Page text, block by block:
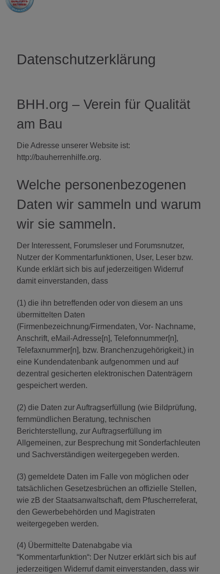
Datenschutzerklärung
BHH.org – Verein für Qualität
am Bau
Die Adresse unserer Website ist:
http://bauherrenhilfe.org.
Welche personenbezogenen
Daten wir sammeln und warum
wir sie sammeln.
Der Interessent, Forumsleser und Forumsnutzer,
Nutzer der Kommentarfunktionen, User, Leser bzw.
Kunde erklärt sich bis auf jederzeitigen Widerruf
damit einverstanden, dass
(1) die ihn betreffenden oder von diesem an uns
übermittelten Daten
(Firmenbezeichnung/Firmendaten, Vor- Nachname,
Anschrift, eMail-Adresse[n], Telefonnummer[n],
Telefaxnummer[n], bzw. Branchenzugehörigkeit,) in
eine Kundendatenbank aufgenommen und auf
dezentral gesicherten elektronischen Datenträgern
gespeichert werden.
(2) die Daten zur Auftragserfüllung (wie Bildprüfung,
fernmündlichen Beratung, technischen
Berichterstellung, zur Auftragserfüllung im
Allgemeinen, zur Besprechung mit Sonderfachleuten
und Sachverständigen weitergegeben werden.
(3) gemeldete Daten im Falle von möglichen oder
tatsächlichen Gesetzesbrüchen an offizielle Stellen,
wie zB der Staatsanwaltschaft, dem Pfuscherreferat,
den Gewerbebehörden und Magistraten
weitergegeben werden.
(4) Übermittelte Datenabgabe via
“Kommentarfunktion“: Der Nutzer erklärt sich bis auf
jederzeitigen Widerruf damit einverstanden, dass wir